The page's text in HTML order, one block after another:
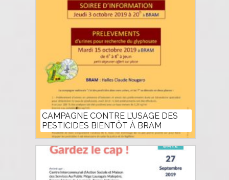
CAMPAGNE CONTRE L’USAGE DES
PESTICIDES BIENTÔT À BRAM